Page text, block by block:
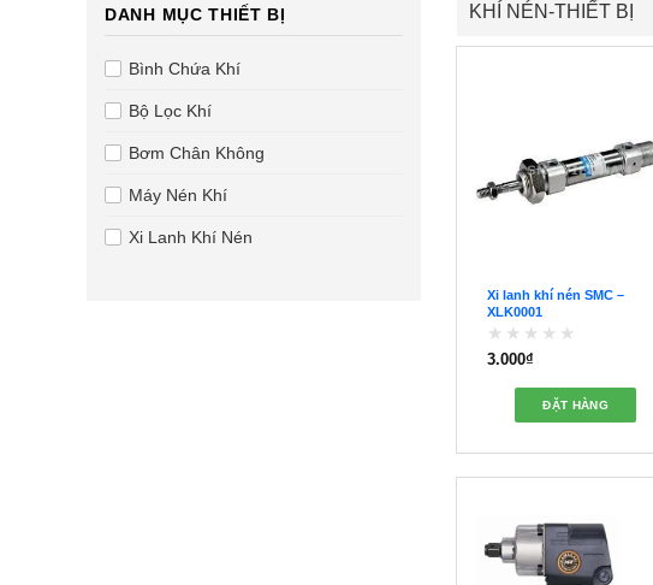
DANH MỤC THIẾT BỊ
Bình Chứa Khí
Bộ Lọc Khí
Bơm Chân Không
Máy Nén Khí
Xi Lanh Khí Nén
KHÍ NÉN-THIẾT BỊ
Xi lanh khí nén SMC –
XLK0001
Được
sao
3.000₫
ĐẶT HÀNG